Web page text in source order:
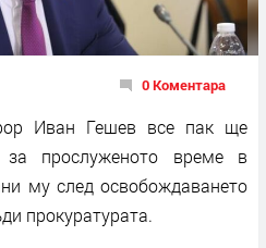
0 Коментара
Иван Гешев все пак ще
прослуженото време в
му след освобождаването
прокуратурата.